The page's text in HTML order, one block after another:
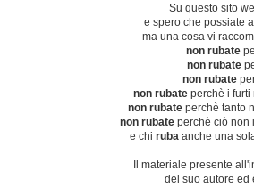
Su questo sito
e spero che possiate
ma una cosa vi
non rubate
non rubate
non rubate
non rubate perchè i furti
non rubateperchè tanto
non rubateperchè ciò non
e chi ruba anche una
Il materiale presente
del suo autore ed